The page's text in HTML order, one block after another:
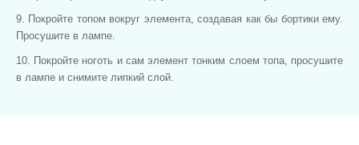
9. Покройте топом вокруг элемента, создавая как бы бортики ему.
Просушите в лампе.
10. Покройте ноготь и сам элемент тонким слоем топа, просушите
в лампе и снимите липкий слой.